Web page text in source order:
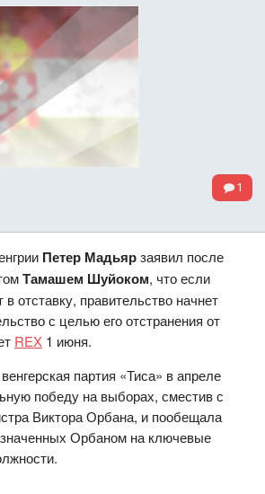
1
Петер Мадьярзаявил после
Тамашем Шуйоком, что если
в отставку, правительство начнет
с целью его отстранения от
REX 1 июня.
партия «Тиса» в апреле
победу на выборах, сместив с
Виктора Орбана, и пообещала
Орбаном на ключевые